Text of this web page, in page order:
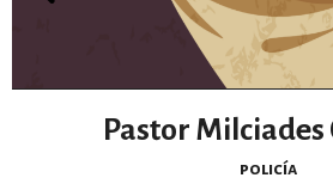
Pastor Milciades
policía